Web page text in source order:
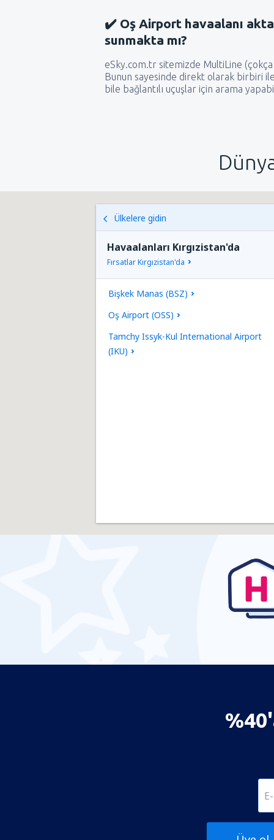
✔️ Oş Airport havaalanı
sunmakta mı?
eSky.com.tr sitemizde MultiLine (çokça
Bunun sayesinde direkt olarak birbiri
bile bağlantılı uçuşlar için arama
Ülkelere gidin
Havaalanları Kırgızistan'da
Fırsatlar Kırgızistan'da
Bişkek Manas (BSZ)
Oş Airport (OSS)
Tamchy Issyk-Kul International Airport
(IKU)